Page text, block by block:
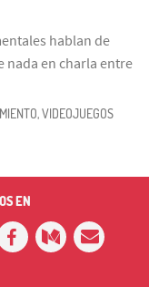
hablan de
nada en charla entre
VIDEOJUEGOS
EN